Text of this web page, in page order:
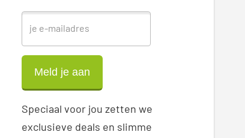
Speciaal voor jou zetten we
exclusieve deals en slimme